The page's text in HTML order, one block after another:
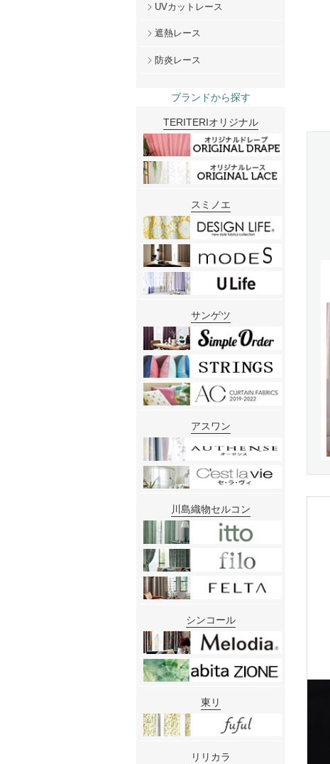
UVカットレース
遮熱レース
防炎レース
ブランドから探す
TERITERIオリジナル
スミノエ
サンゲツ
アスワン
川島織物セルコン
シンコール
東リ
リリカラ